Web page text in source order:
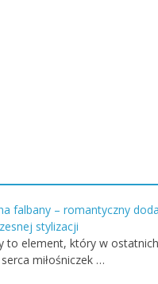
falbany – romantyczny
stylizacji
to element, który w
serca miłośniczek …